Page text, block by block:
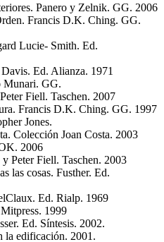
Panero y Zelnik. GG. 2006
Francis D.K. Ching. GG.
Lucie- Smith. Ed.
Ed. Alianza. 1971
Munari. GG.
Fiell. Taschen. 2007
Francis D.K. Ching. GG. 1997
Jones.
Colección Joan Costa. 2003
2006
Peter Fiell. Taschen. 2003
las cosas. Fusther. Ed.
Ed. Rialp. 1969
1999
Ed. Síntesis. 2002.
la edificación. 2001.